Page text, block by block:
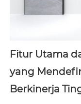
Fitur Utama
yang
Berkinerja